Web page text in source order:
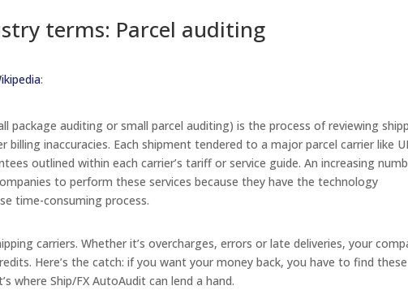
terms: Parcel auditing
:
package auditing or small parcel auditing) is the process of reviewing
billing inaccuracies. Each shipment tendered to a major parcel carrier like
outlined within each carrier’s tariff or service guide. An increasing
to perform these services because they have the technology
time-consuming process.
carriers. Whether it’s overcharges, errors or late deliveries, your
Here’s the catch: if you want your money back, you have to find these
where Ship/FX AutoAudit can lend a hand.